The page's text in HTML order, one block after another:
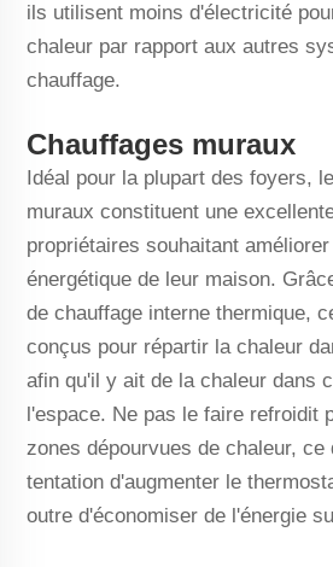
ils utilisent moins d'électricité
chaleur par rapport aux autres
chauffage.
Chauffages muraux
Idéal pour la plupart des foyers,
muraux constituent une
propriétaires souhaitant
énergétique de leur maison.
de chauffage interne thermique,
conçus pour répartir la chaleur
afin qu'il y ait de la chaleur dans
l'espace. Ne pas le faire refroidit
zones dépourvues de chaleur, ce
tentation d'augmenter le
outre d'économiser de l'énergie